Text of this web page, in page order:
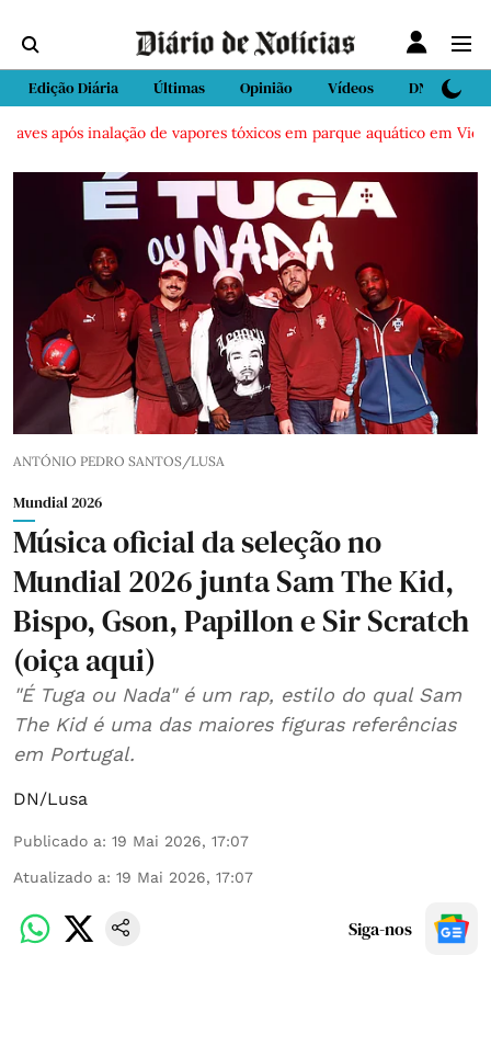
Edição Diária Últimas Opinião Vídeos DN Sport
após inalação de vapores tóxicos em parque aquático em Vieira
ANTÓNIO PEDRO SANTOS/LUSA
Mundial 2026
Música oficial da seleção no
Mundial 2026 junta Sam The Kid,
Bispo, Gson, Papillon e Sir Scratch
(oiça aqui)
"É Tuga ou Nada" é um rap, estilo do qual Sam
The Kid é uma das maiores figuras referências
em Portugal.
DN/Lusa
Publicado a: 19 Mai 2026, 17:07
Atualizado a: 19 Mai 2026, 17:07
Siga-nos